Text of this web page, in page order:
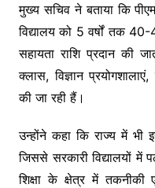
मुख्य सचिव ने बताया कि
विद्यालय को 5 वर्षों तक
सहायता राशि प्रदान की
क्लास, विज्ञान
की जा रही हैं।
उन्होंने कहा कि राज्य में भी
जिससे सरकारी विद्यालयों में
शिक्षा के क्षेत्र में तकनीकी